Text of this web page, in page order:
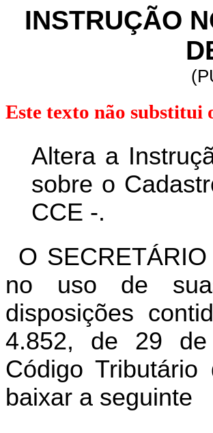
INSTRUÇÃO
Este texto não substitui
Altera a
sobre o
CCE -.
O
no uso de
disposições
4.852, de 29 de
Código
baixar a seguinte